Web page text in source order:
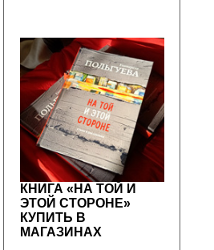
КНИГА «НА ТОЙ И
ЭТОЙ СТОРОНЕ»
КУПИТЬ В
МАГАЗИНАХ